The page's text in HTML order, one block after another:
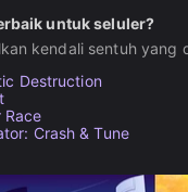
untuk seluler?
kendali sentuh
Destruction
Race
Crash & Tune